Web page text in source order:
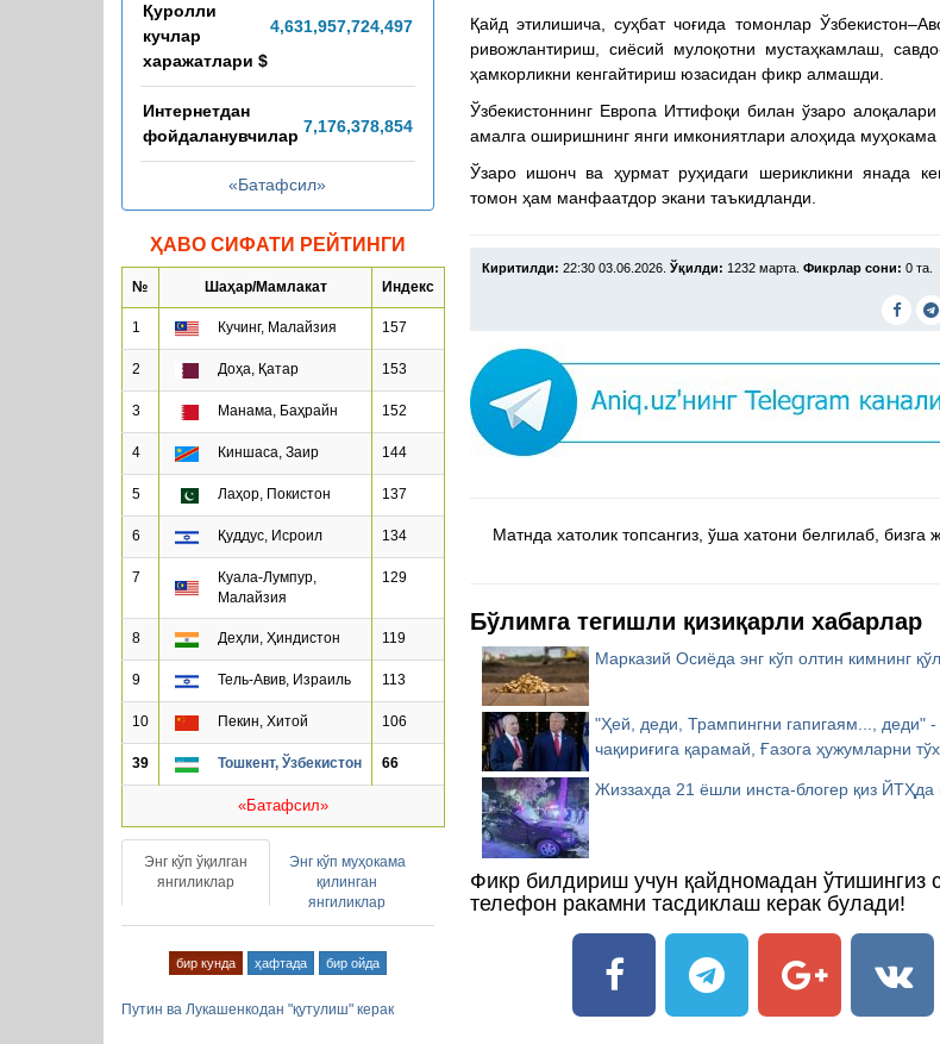
4,631,957,779,555
Қуролли
кучлар
харажатлари $
7,176,378,869
Интернетдан
фойдаланувчилар
«Батафсил»
ҲАВО СИФАТИ РЕЙТИНГИ
№ Шаҳар/Мамлакат Индекс
1 Кучинг, Малайзия 157
2 Доҳа, Қатар 153
3 Манама, Баҳрайн 152
4 Киншаса, Заир 144
5 Лаҳор, Покистон 137
6 Қуддус, Исроил 134
7
Куала-Лумпур,
Малайзия
129
8 Деҳли, Ҳиндистон 119
9 Тель-Авив, Израиль 113
10 Пекин, Хитой 106
39 Тошкент, Ўзбекистон 66
«Батафсил»
Энг кўп ўқилган
янгиликлар
Энг кўп муҳокама
қилинган
янгиликлар
бир кунда ҳафтада бир ойда
Путин ва Лукашенкодан "қутулиш" керак
Қайд этилишича, суҳбат чоғида томонлар
ривожлантириш, сиёсий мулоқотни мустаҳкамлаш,
ҳамкорликни кенгайтириш юзасидан фикр алмашди.
Ўзбекистоннинг Европа Иттифоқи билан ўзаро
амалга оширишнинг янги имкониятлари алоҳида муҳокама
Ўзаро ишонч ва ҳурмат руҳидаги шерикликни янада
томон ҳам манфаатдор экани таъкидланди.
Киритилди: 22:30 03.06.2026. Ўқилди: 1232 марта. Фикрлар сони: 0 та.
Матнда хатолик топсангиз, ўша хатони белгилаб, бизга
Бўлимга тегишли қизиқарли хабарлар
Марказий Осиёда энг кўп олтин кимнинг
"Ҳей, деди, Трампингни гапигаям..., деди"
чақириғига қарамай, Ғазога ҳужумларни
Жиззахда 21 ёшли инста-блогер қиз ЙТҲда
Фикр билдириш учун қайдномадан ўтишингиз
телефон ракамни тасдиклаш керак булади!